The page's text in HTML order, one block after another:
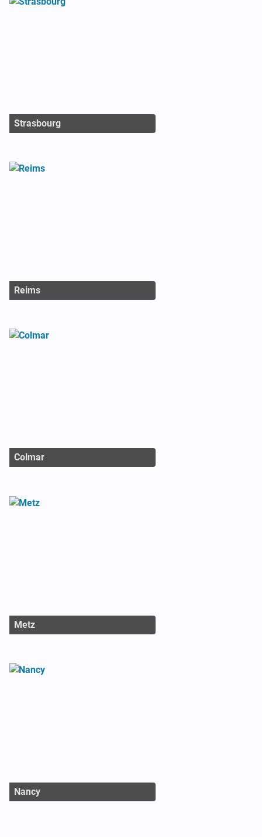
Strasbourg
Reims
Colmar
Metz
Nancy